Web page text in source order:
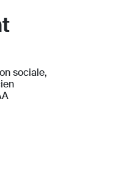
sociale,